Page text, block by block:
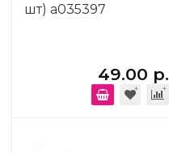
шт) a035397
49.00 р.